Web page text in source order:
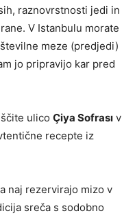
raznovrstnosti jedi in
V Istanbulu morate
meze (predjedi)
jo pripravijo kar pred
ulico Çiya Sofrası v
recepte iz
naj rezervirajo mizo v
sreča s sodobno